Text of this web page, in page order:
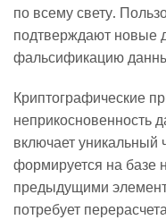
по всему свету.
подтверждают новые
фальсификацию
Криптографические
неприкосновенность
включает уникальный
формируется на базе
предыдущими
потребует